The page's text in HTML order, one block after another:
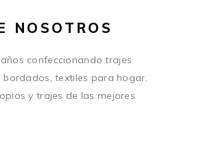
NOSOTROS
confeccionando trajes
bordados, textiles para hogar.
y trajes de las mejores